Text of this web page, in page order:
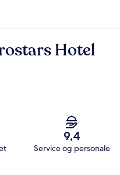
Hotel
9,4
Service og personale